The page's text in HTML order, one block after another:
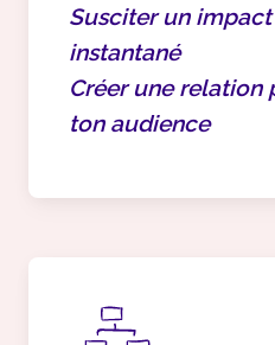
Susciter un
instantané
Créer une relation
ton audience